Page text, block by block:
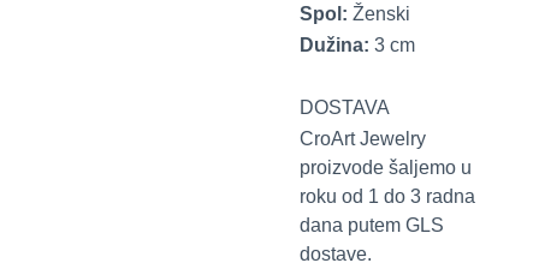
Spol: Ženski
Dužina: 3 cm
DOSTAVA
CroArt Jewelry
proizvode šaljemo u
roku od 1 do 3 radna
dana putem GLS
dostave.